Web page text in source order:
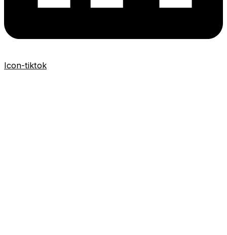
Icon-tiktok